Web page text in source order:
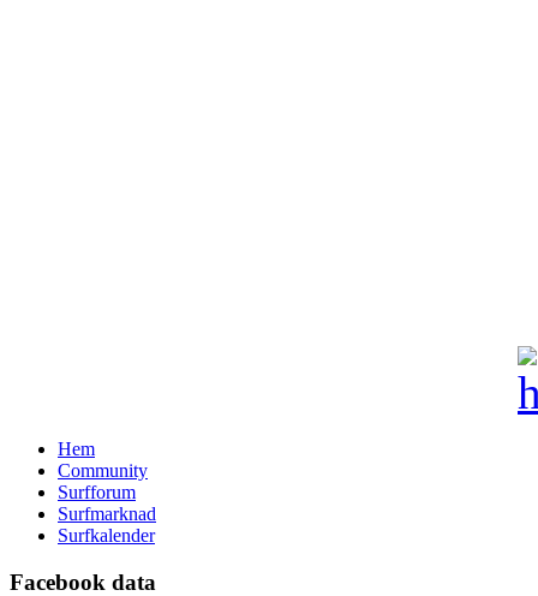
Hem
Community
Surfforum
Surfmarknad
Surfkalender
Facebook data